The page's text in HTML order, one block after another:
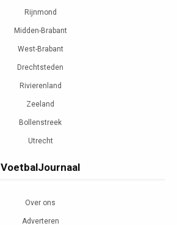
Rijnmond
Midden-Brabant
West-Brabant
Drechtsteden
Rivierenland
Zeeland
Bollenstreek
Utrecht
VoetbalJournaal
Over ons
Adverteren